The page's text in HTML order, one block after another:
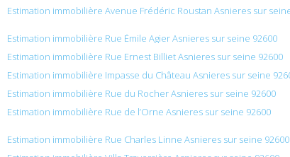
Estimation immobilière Avenue Frédéric Roustan Asnieres sur
Estimation immobilière Rue Émile Agier Asnieres sur seine 92600
Estimation immobilière Rue Ernest Billiet Asnieres sur seine 92600
Estimation immobilière Impasse du Château Asnieres sur seine
Estimation immobilière Rue du Rocher Asnieres sur seine 92600
Estimation immobilière Rue de l’Orne Asnieres sur seine 92600
Estimation immobilière Rue Charles Linne Asnieres sur seine 92600